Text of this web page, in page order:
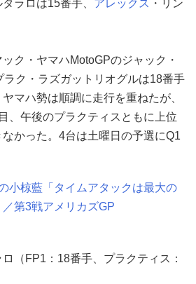
ラロは15番手、 アレックス ・リン
ク・ヤマハMotoGPのジャック・
ラク・ラズガットリオグルは18番手
マハ勢は順調に走行を重ねたが、
、午後のプラクティスともに上位
かった。4台は土曜日の予選にQ1
小椋藍「タイムアタックは最大の
第3戦アメリカズGP
（FP1：18番手、プラクティス：